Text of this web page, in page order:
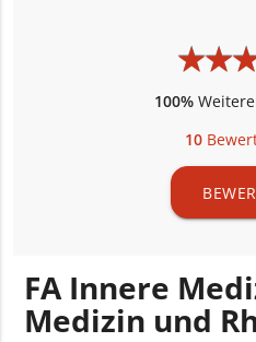
★★
★★
100%
10
FA Innere
Medizin und